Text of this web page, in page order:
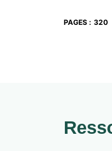
PAGES : 320